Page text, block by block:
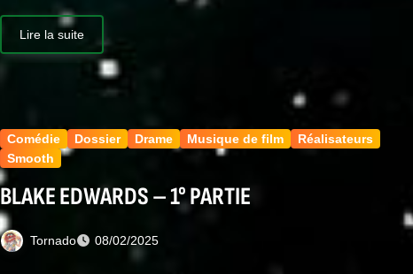
Lire la suite
Comédie Dossier Drame Musique de film
Réalisateurs
Smooth
BLAKE EDWARDS – 1° PARTIE
Tornado 08/02/2025